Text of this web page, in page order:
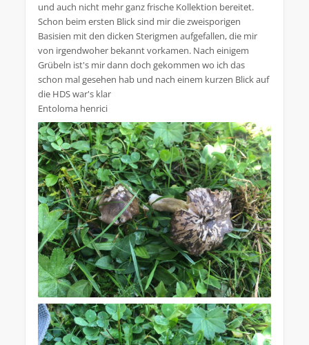
und auch nicht mehr ganz frische Kollektion bereitet.
Schon beim ersten Blick sind mir die zweisporigen
Basisien mit den dicken Sterigmen aufgefallen, die mir
von irgendwoher bekannt vorkamen. Nach einigem
Grübeln ist's mir dann doch gekommen wo ich das
schon mal gesehen hab und nach einem kurzen Blick auf
die HDS war's klar
Entoloma henrici